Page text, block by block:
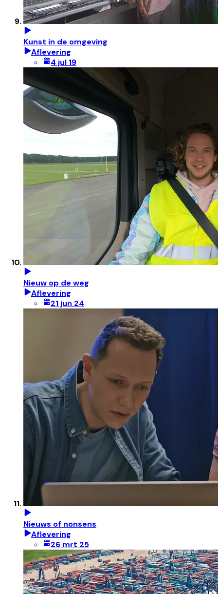
Kunst in de omgeving
Aflevering
4 jul 19
Nieuw op de weg
Aflevering
21 jun 24
Nieuws of nonsens
Aflevering
26 mrt 25